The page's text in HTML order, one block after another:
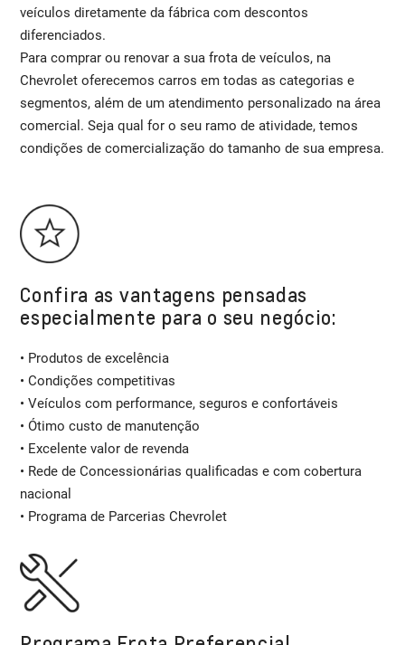
veículos diretamente da fábrica com descontos
diferenciados.
Para comprar ou renovar a sua frota de veículos, na
Chevrolet oferecemos carros em todas as categorias e
segmentos, além de um atendimento personalizado na área
comercial. Seja qual for o seu ramo de atividade, temos
condições de comercialização do tamanho de sua empresa.
Confira as vantagens pensadas
especialmente para o seu negócio:
• Produtos de excelência
• Condições competitivas
• Veículos com performance, seguros e confortáveis
• Ótimo custo de manutenção
• Excelente valor de revenda
• Rede de Concessionárias qualificadas e com cobertura
nacional
• Programa de Parcerias Chevrolet